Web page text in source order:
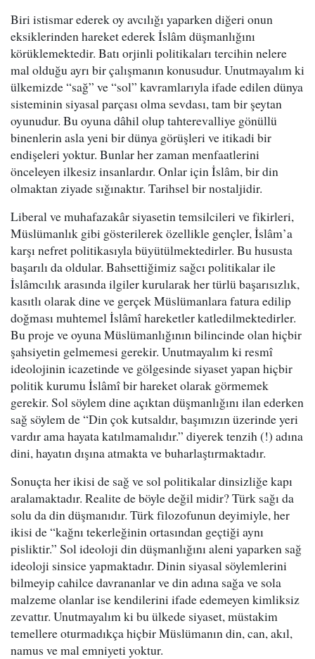
Biri istismar ederek oy avcılığı yaparken diğeri onun
eksiklerinden hareket ederek İslâm düşmanlığını
körüklemektedir. Batı orjinli politikaları tercihin nelere
mal olduğu ayrı bir çalışmanın konusudur. Unutmayalım ki
ülkemizde “sağ” ve “sol” kavramlarıyla ifade edilen dünya
sisteminin siyasal parçası olma sevdası, tam bir şeytan
oyunudur. Bu oyuna dâhil olup tahterevalliye gönüllü
binenlerin asla yeni bir dünya görüşleri ve itikadi bir
endişeleri yoktur. Bunlar her zaman menfaatlerini
önceleyen ilkesiz insanlardır. Onlar için İslâm, bir din
olmaktan ziyade sığınaktır. Tarihsel bir nostaljidir.
Liberal ve muhafazakâr siyasetin temsilcileri ve fikirleri,
Müslümanlık gibi gösterilerek özellikle gençler, İslâm’a
karşı nefret politikasıyla büyütülmektedirler. Bu hususta
başarılı da oldular. Bahsettiğimiz sağcı politikalar ile
İslâmcılık arasında ilgiler kurularak her türlü başarısızlık,
kasıtlı olarak dine ve gerçek Müslümanlara fatura edilip
doğması muhtemel İslâmî hareketler katledilmektedirler.
Bu proje ve oyuna Müslümanlığının bilincinde olan hiçbir
şahsiyetin gelmemesi gerekir. Unutmayalım ki resmî
ideolojinin icazetinde ve gölgesinde siyaset yapan hiçbir
politik kurumu İslâmî bir hareket olarak görmemek
gerekir. Sol söylem dine açıktan düşmanlığını ilan ederken
sağ söylem de “Din çok kutsaldır, başımızın üzerinde yeri
vardır ama hayata katılmamalıdır.” diyerek tenzih (!) adına
dini, hayatın dışına atmakta ve buharlaştırmaktadır.
Sonuçta her ikisi de sağ ve sol politikalar dinsizliğe kapı
aralamaktadır. Realite de böyle değil midir? Türk sağı da
solu da din düşmanıdır. Türk filozofunun deyimiyle, her
ikisi de “kağnı tekerleğinin ortasından geçtiği aynı
pisliktir.” Sol ideoloji din düşmanlığını aleni yaparken sağ
ideoloji sinsice yapmaktadır. Dinin siyasal söylemlerini
bilmeyip cahilce davrananlar ve din adına sağa ve sola
malzeme olanlar ise kendilerini ifade edemeyen kimliksiz
zevattır. Unutmayalım ki bu ülkede siyaset, müstakim
temellere oturmadıkça hiçbir Müslümanın din, can, akıl,
namus ve mal emniyeti yoktur.